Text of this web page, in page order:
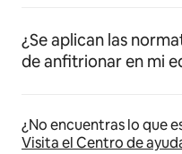
¿Se aplican las
de anfitrionar en mi
¿No encuentras lo que
Visita el Centro de